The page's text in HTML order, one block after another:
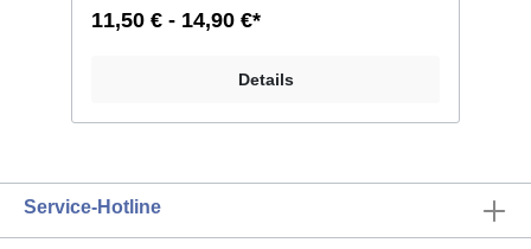
11,50 € - 14,90 €*
Details
Service-Hotline